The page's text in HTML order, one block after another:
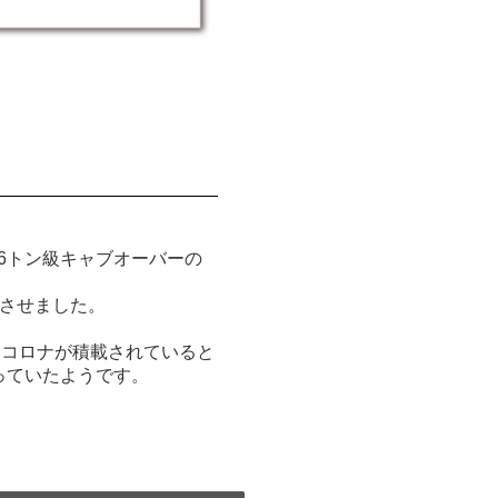
ン級キャブオーバーの
せました。
ロナが積載されていると
いたようです。